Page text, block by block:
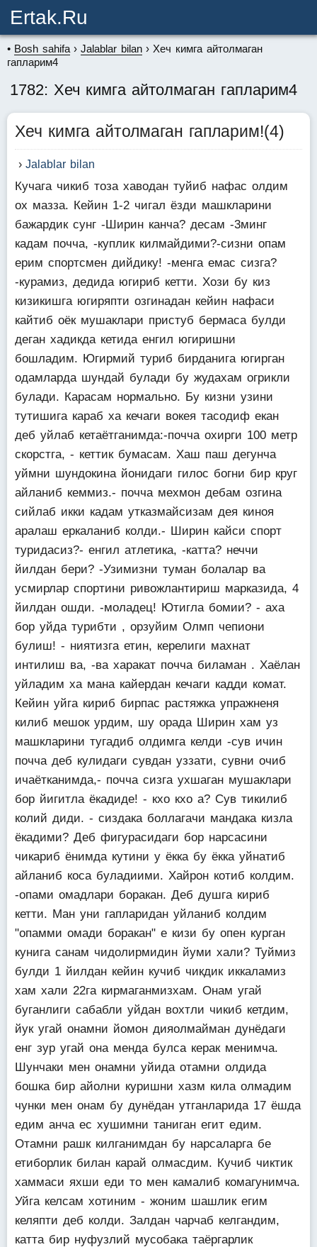
Ertak.ru
Bosh sahifa Jalablar bilan
Хеч кимга айтолмаган
гапларим4
1782: Хеч кимга айтолмаган гапларим4
Хеч кимга айтолмаган гапларим!(4)
Jalablar bilan
Кучага чикиб тоза хаводан туйиб нафас олдим
ох мазза. Кейин 1-2 чигал ёзди машкларини
бажардик сунг -Ширин канча? десам -3минг
кадам почча, -куплик килмайдими?-сизни опам
ерим спортсмен дийдику! -менга емас сизга?
-курамиз, дедида югириб кетти. Хози бу киз
кизикишга югиряпти озгинадан кейин нафаси
кайтиб оёк мушаклари пристуб бермаса булди
деган хадикда кетида енгил югиришни
бошладим. Югирмий туриб бирданига югирган
одамларда шундай булади бу жудахам огрикли
булади. Карасам нормально. Бу кизни узини
тутишига караб ха кечаги вокея тасодиф екан
деб уйлаб кетаётганимда:-почча охирги 100 метр
скорстга, - кеттик бумасам. Хаш паш дегунча
уймни шундокина йонидаги гилос богни бир круг
айланиб кеммиз.- почча мехмон дебам озгина
сийлаб икки кадам утказмайсизам дея киноя
аралаш еркаланиб колди.- Ширин кайси спорт
туридасиз?- енгил атлетика, -катта? неччи
йилдан бери? -Узимизни туман болалар ва
усмирлар спортини ривожлантириш марказида, 4
йилдан ошди. -моладец! Ютигла бомии? - аха
бор уйда турибти , орзуйим Олмп чепиони
булиш! - ниятизга етин, керелиги махнат
интилиш ва, -ва харакат почча биламан . Хаёлан
уйладим ха мана кайердан кечаги кадди комат.
Кейин уйга кириб бирпас растяжка упражненя
килиб мешок урдим, шу орада Ширин хам уз
машкларини тугадиб олдимга келди -сув ичин
почча деб кулидаги сувдан уззати, сувни очиб
ичаётканимда,- почча сизга ухшаган мушаклари
бор йигитла ёкадиде! - кхо кхо а? Сув тикилиб
колий диди. - сиздака боллагачи мандака кизла
ёкадими? Деб фигурасидаги бор нарсасини
чикариб ёнимда кутини у ёкка бу ёкка уйнатиб
айланиб коса буладиими. Хайрон котиб колдим.
-опами омадлари боракан. Деб душга кириб
кетти. Ман уни гапларидан уйланиб колдим
"опамми омади боракан" е кизи бу опен курган
кунига санам чидолирмидин йуми хали? Туймиз
булди 1 йилдан кейин кучиб чикдик иккаламиз
хам хали 22га кирмаганмизхам. Онам угай
буганлиги сабабли уйдан вохтли чикиб кетдим,
йук угай онамни йомон дияолмайман дунёдаги
енг зур угай она менда булса керак менимча.
Шунчаки мен онамни уйида отамни олдида
бошка бир айолни куришни хазм кила олмадим
чунки мен онам бу дунёдан утганларида 17 ёшда
едим анча ес хушимни таниган егит едим.
Отамни рашк килганимдан бу нарсаларга бе
етиборлик билан карай олмасдим. Кучиб чиктик
хаммаси яхши еди то мен камалиб комагунимча.
Уйга келсам хотиним - жоним шашлик егим
келяпти деб колди. Залдан чарчаб келгандим,
катта бир нуфузлий мусобака таёргарлик